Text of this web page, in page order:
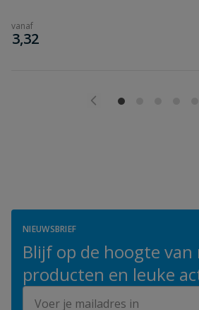
vanaf
€
3,32
NIEUWSBRIEF
Blijf op de hoogte van
producten en leuke